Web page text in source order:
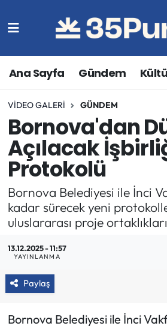
Ana Sayfa Gündem
VIDEO GALERI GÜNDEM
Bornova'dan
Açılacak
Protokolü
Bornova Belediyesi ile İnci
kadar sürecek yeni
uluslararası proje
13.12.2025 - 11:57
YAYINLANMA
Paylaş
Bornova Belediyesi ile İnci